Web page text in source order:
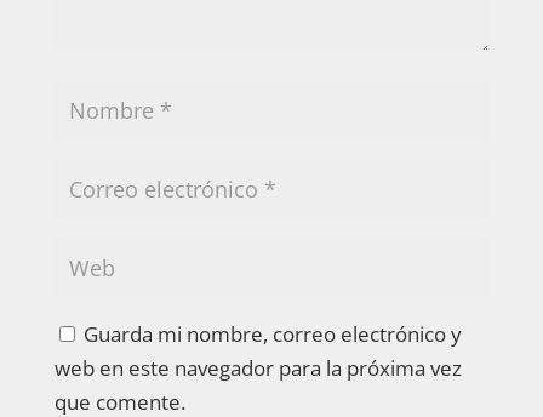
Guarda mi nombre, correo electrónico y
web en este navegador para la próxima vez
que comente.